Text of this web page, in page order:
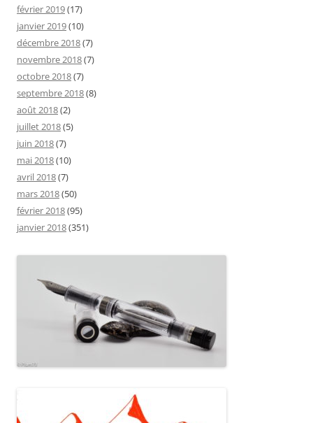
février 2019(17)
janvier 2019(10)
décembre 2018(7)
novembre 2018(7)
octobre 2018(7)
septembre 2018(8)
août 2018(2)
juillet 2018(5)
juin 2018(7)
mai 2018(10)
avril 2018(7)
mars 2018(50)
février 2018(95)
janvier 2018(351)